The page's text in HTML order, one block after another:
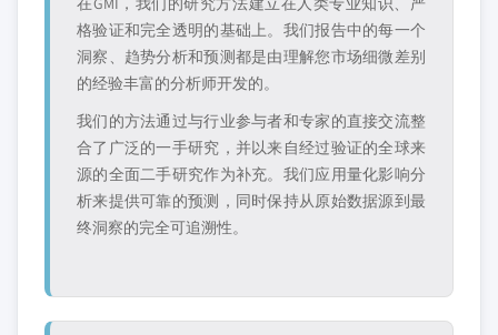
格验证和完全透明的基础上。我们报告中的每一个
洞察、趋势分析和预测都是由理解您市场细微差别
的经验丰富的分析师开发的。
我们的方法通过与行业参与者和专家的直接交流整
合了广泛的一手研究，并以来自经过验证的全球来
源的全面二手研究作为补充。我们应用量化影响分
析来提供可靠的预测，同时保持从原始数据源到最
终洞察的完全可追溯性。